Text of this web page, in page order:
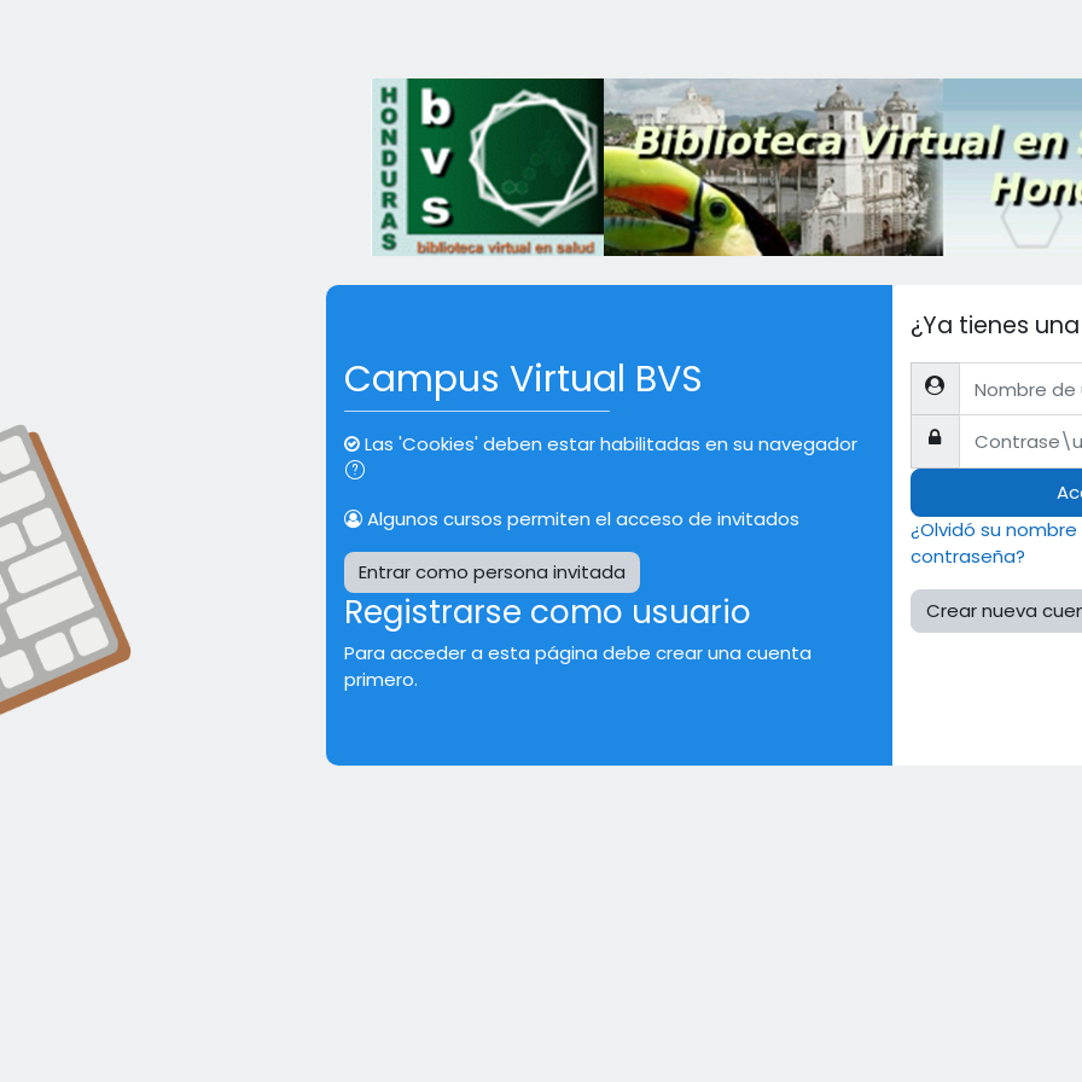
Saltar a creación de una nueva cuenta
Campus Virtual BVS
Las 'Cookies' deben estar habilitadas en su navegador
Algunos cursos permiten el acceso de invitados
Entrar como persona invitada
Registrarse como usuario
Para acceder a esta página debe crear una cuenta
primero.
¿Ya tienes
Nombre de usuario
Contraseña
¿Olvidó su
contraseña?
Crear nueva